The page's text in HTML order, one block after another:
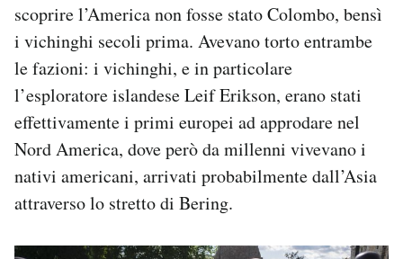
scoprire l’America non fosse stato Colombo, bensì
i vichinghi secoli prima. Avevano torto entrambe
le fazioni: i vichinghi, e in particolare
l’esploratore islandese Leif Erikson, erano stati
effettivamente i primi europei ad approdare nel
Nord America, dove però da millenni vivevano i
nativi americani, arrivati probabilmente dall’Asia
attraverso lo stretto di Bering.